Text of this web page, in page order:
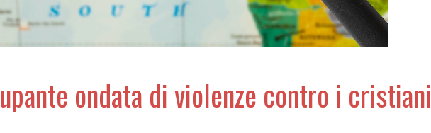
ondata di violenze contro i cristiani